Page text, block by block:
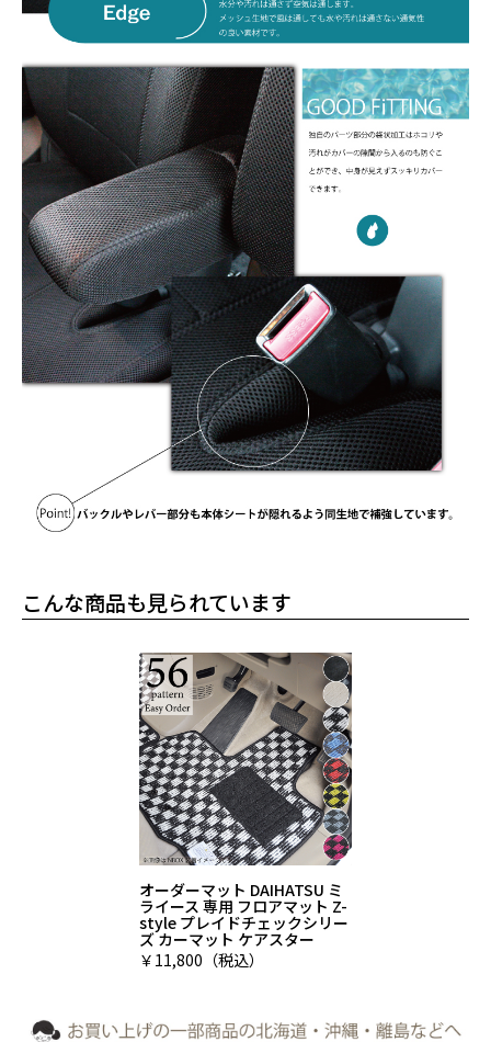
こんな商品も見られています
オーダーマット DAIHATSU ミ
ライース 専用 フロアマット Z-
style プレイドチェックシリー
ズ カーマット ケアスター
￥11,800（税込）